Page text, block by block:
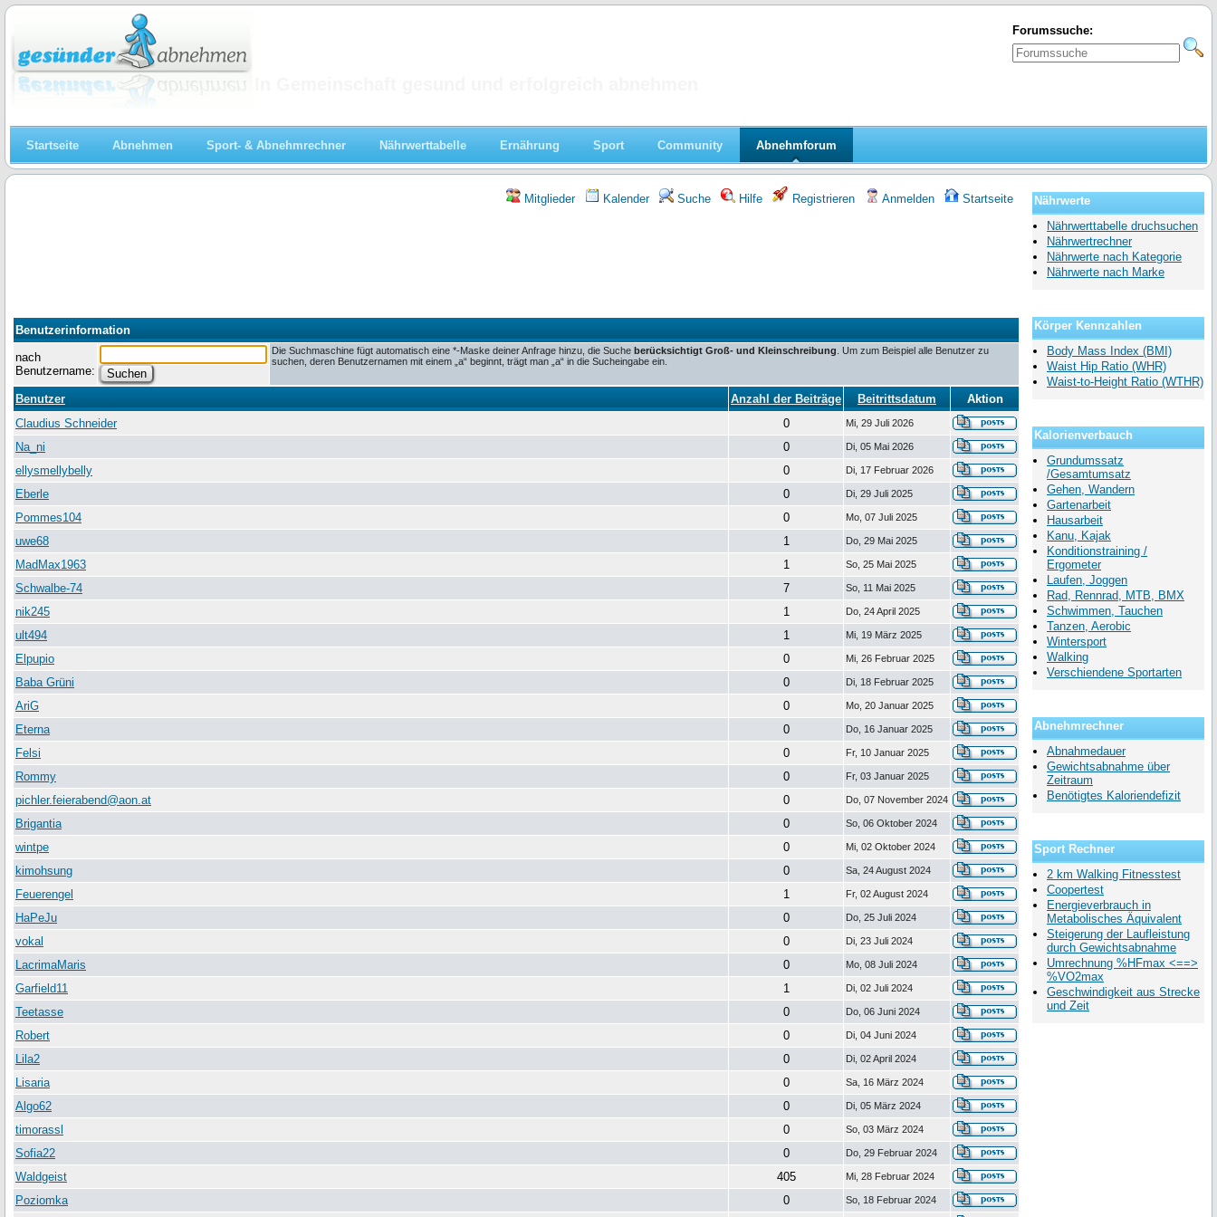
Forumssuche:
Startseite Abnehmen Sport- & Abnehmrechner Nährwerttabelle Ernährung Sport Community Abnehmforum
Mitglieder Kalender Suche Hilfe Registrieren Anmelden Startseite
Benutzerinformation
nach
Benutzername:
Die Suchmaschine fügt automatisch eine *-Maske deiner Anfrage hinzu, die Suche berücksichtigt Groß- und Kleinschreibung . Um zum Beispiel alle Benutzer zu
suchen, deren Benutzernamen mit einem „a“ beginnt, trägt man „a“ in die Sucheingabe ein.
Benutzer Anzahl der Beiträge Beitrittsdatum
Aktion
Claudius Schneider
0 Mi, 29 Juli 2026
Na_ni 0 Di, 05 Mai 2026
ellysmellybelly 0 Di, 17 Februar 2026
Eberle 0 Di, 29 Juli 2025
Pommes104 0 Mo, 07 Juli 2025
uwe68 1 Do, 29 Mai 2025
MadMax1963 1 So, 25 Mai 2025
Schwalbe-74 7 So, 11 Mai 2025
nik245 1 Do, 24 April 2025
ult494 1 Mi, 19 März 2025
Elpupio 0 Mi, 26 Februar 2025
Baba Grüni 0 Di, 18 Februar 2025
AriG 0 Mo, 20 Januar 2025
Eterna 0 Do, 16 Januar 2025
Felsi 0 Fr, 10 Januar 2025
Rommy 0 Fr, 03 Januar 2025
pichler.feierabend@aon.at 0 Do, 07 November 2024
Brigantia 0 So, 06 Oktober 2024
wintpe 0 Mi, 02 Oktober 2024
kimohsung 0 Sa, 24 August 2024
Feuerengel 1 Fr, 02 August 2024
HaPeJu 0 Do, 25 Juli 2024
vokal 0 Di, 23 Juli 2024
LacrimaMaris 0 Mo, 08 Juli 2024
Garfield11 1 Di, 02 Juli 2024
Teetasse 0 Do, 06 Juni 2024
Robert 0 Di, 04 Juni 2024
Lila2 0 Di, 02 April 2024
Lisaria 0 Sa, 16 März 2024
Algo62 0 Di, 05 März 2024
timorassl 0 So, 03 März 2024
Sofia22 0 Do, 29 Februar 2024
Waldgeist 405 Mi, 28 Februar 2024
Poziomka 0 So, 18 Februar 2024
Nährwerte
Nährwerttabelle druchsuchen
Nährwertrechner
Nährwerte nach Kategorie
Nährwerte nach Marke
Körper Kennzahlen
Body Mass Index (BMI)
Waist Hip Ratio (WHR)
Waist-to-Height Ratio (WTHR)
Kalorienverbauch
Grundumssatz
/Gesamtumsatz
Gehen, Wandern
Gartenarbeit
Hausarbeit
Kanu, Kajak
Konditionstraining /
Ergometer
Laufen, Joggen
Rad, Rennrad, MTB, BMX
Schwimmen, Tauchen
Tanzen, Aerobic
Wintersport
Walking
Verschiendene Sportarten
Abnehmrechner
Abnahmedauer
Gewichtsabnahme über
Zeitraum
Benötigtes Kaloriendefizit
Sport Rechner
2 km Walking Fitnesstest
Coopertest
Energieverbrauch in
Metabolisches Äquivalent
Steigerung der Laufleistung
durch Gewichtsabnahme
Umrechnung %HFmax <==>
%VO2max
Geschwindigkeit aus Strecke
und Zeit